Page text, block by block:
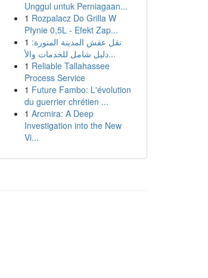
Unggul untuk Perniagaan...
1 Rozpalacz Do Grilla W
Płynie 0,5L - Efekt Zap...
1 نقل عفش المدينة المنورة:
دليل شامل للخدمات والأ...
1 Reliable Tallahassee
Process Service
1 Future Fambo: L'évolution
du guerrier chrétien ...
1 Arcmira: A Deep
Investigation into the New
Vi...